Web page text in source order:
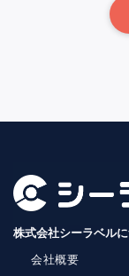
株式会社シーラベル
会社概要